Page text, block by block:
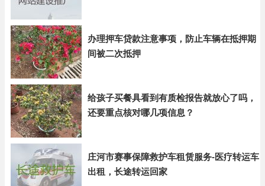
办理押车贷款注意事项，防止车辆在抵押期
间被二次抵押
给孩子买餐具看到有质检报告就放心了吗，
还要重点核对哪几项信息？
庄河市赛事保障救护车租赁服务-医疗转运车
出租，长途转运回家